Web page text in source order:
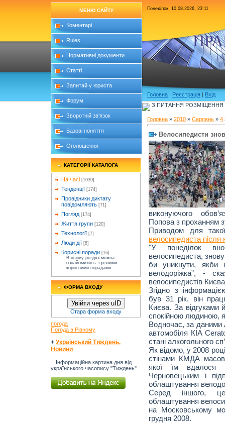
МЕНЮ САЙТУ
Коментарі
Rules
Нормативні документи
Статті
Запитай у юриста
Форум
Зворотній зв'язок
Базові поняття
Оголошення
КАТЕГОРІЇ КАТАЛОГА
На часі [1039]
Тенденції [174]
Провідники диктату
повідомляють [71]
Погляд [174]
Життя групи [120]
Технології [7]
Люди дії [8]
Корисні поради [16]
В цьому розділі можна
ознайомитись з різними
корисними порадами
ФОРМА ВХОДУ
Увійти через uID
Стара форма входу
погода
Погода в Рівному
+ Український Тиждень.
Новини
Інформаційна картина дня від
українського часопису "Тиждень".
Понеділок, 10.08.2026, 23:11
Головна | Реєстрація | Вхід
З ПИТАННЯ РОЗМІЩЕННЯ
Головна » 2010 » Серпень » 4
Велосипедисти
виконуючого
Попова з проханням
Приводом для
велосипедиста після
"У понеділок
велосипедиста,
би уникнути, якби
велодоріжка”, -
велосипедистів
Згідно з
був 31 рік, він
Києва. За відгуками
спокійною людиною,
Водночас, за даними
автомобіля КІА
стані алкогольного
Як відомо, у 2008
стінами КМДА
якої їм вдалося
Черновецьким і
облаштування
Серед іншого, це
облаштування
на Московському
грудня 2008.